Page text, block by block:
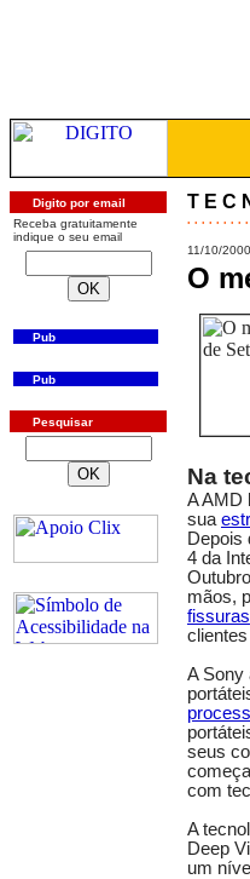
Digito por email
Receba gratuitamente
indique o seu email
Pub
Pub
Pesquisar
T E C
. . . . . . . .
11/10/
O
Na
A AMD
sua
Depois
4 da
mãos,
fissuras
A Sony
seus
com
A
Deep
um